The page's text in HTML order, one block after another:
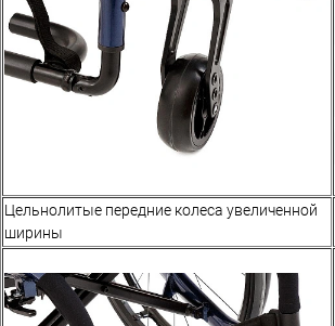
Цельнолитые передние колеса увеличенной
ширины